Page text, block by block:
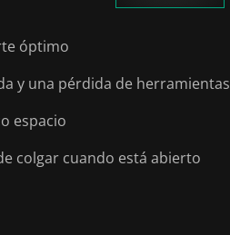
óptimo
y una pérdida de herramientas
espacio
colgar cuando está abierto